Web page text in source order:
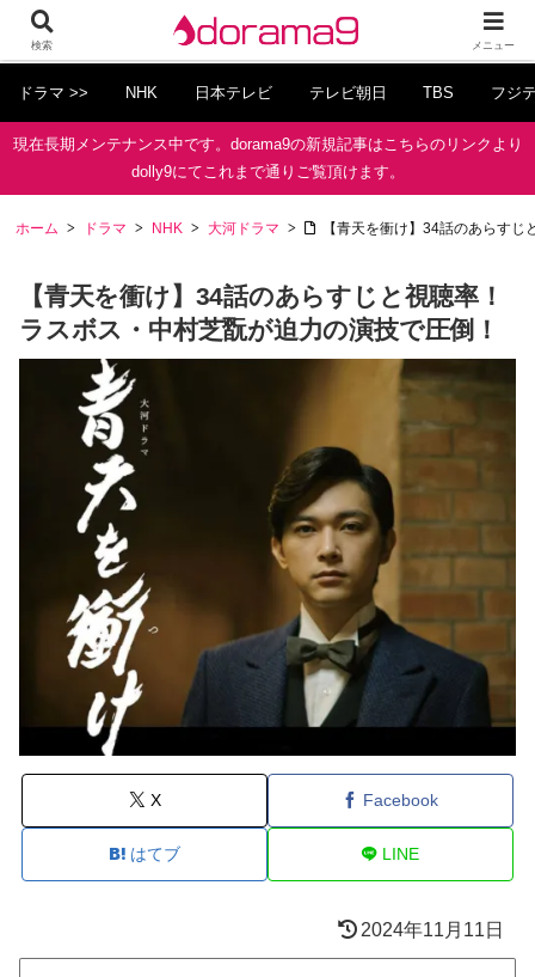
ドラマ >> NHK 日本テレビ テレビ朝日 TBS フジ
現在長期メンテナンス中です。dorama9の新規記事はこちらのリンクより
dolly9にてこれまで通りご覧頂けます。
ホーム ドラマ NHK 大河ドラマ 【青天を衝け】34話のあらす
【青天を衝け】34話のあらすじと視聴率！
ラスボス・中村芝翫が迫力の演技で圧倒！
X Facebook
はてブ LINE
2024年11月11日
検索 メニュー